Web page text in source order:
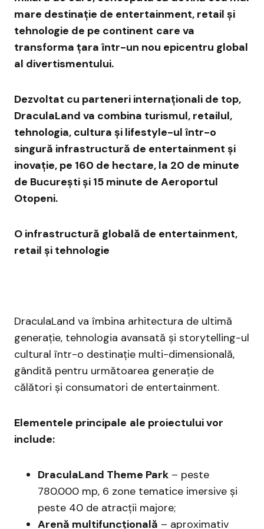
mare destinație de entertainment, retail și
tehnologie de pe continent care va
transforma țara într-un nou epicentru global
al divertismentului.
Dezvoltat cu parteneri internaționali de top,
DraculaLand va combina turismul, retailul,
tehnologia, cultura și lifestyle-ul într-o
singură infrastructură de entertainment și
inovație, pe 160 de hectare, la 20 de minute
de Bucureștiși 15 minute de Aeroportul
Otopeni.
O infrastructură globală de entertainment,
retail și tehnologie
DraculaLand va îmbina arhitectura de ultimă
generație, tehnologia avansată și storytelling-ul
cultural într-o destinație multi-dimensională,
gândită pentru următoarea generație de
călători și consumatori de entertainment.
Elementele principale ale proiectului vor
include:
DraculaLand Theme Park – peste
780.000 mp, 6 zone tematice imersive și
peste 40 de atracții majore;
Arenă multifuncțională – aproximativ